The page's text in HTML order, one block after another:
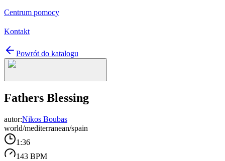
Centrum pomocy
Kontakt
Powrót do katalogu
Fathers Blessing
autor:Nikos Boubas
world/mediterranean/spain
1:36
143 BPM